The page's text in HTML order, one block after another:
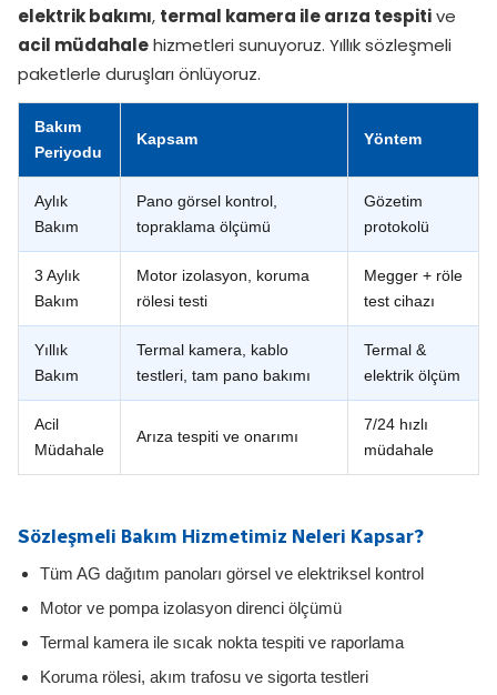
elektrik bakımı, termal kamera ile arıza tespitive
acil müdahalehizmetleri sunuyoruz. Yıllık sözleşmeli
paketlerle duruşları önlüyoruz.
Bakım
Periyodu
Kapsam Yöntem
Aylık
Bakım
Pano görsel kontrol,
topraklama ölçümü
Gözetim
protokolü
3 Aylık
Bakım
Motor izolasyon, koruma
rölesi testi
Megger + röle
test cihazı
Yıllık
Bakım
Termal kamera, kablo
testleri, tam pano bakımı
Termal &
elektrik ölçüm
Acil
Müdahale
Arıza tespiti ve onarımı
7/24 hızlı
müdahale
Sözleşmeli Bakım Hizmetimiz Neleri Kapsar?
Tüm AG dağıtım panoları görsel ve elektriksel kontrol
Motor ve pompa izolasyon direnci ölçümü
Termal kamera ile sıcak nokta tespiti ve raporlama
Koruma rölesi, akım trafosu ve sigorta testleri